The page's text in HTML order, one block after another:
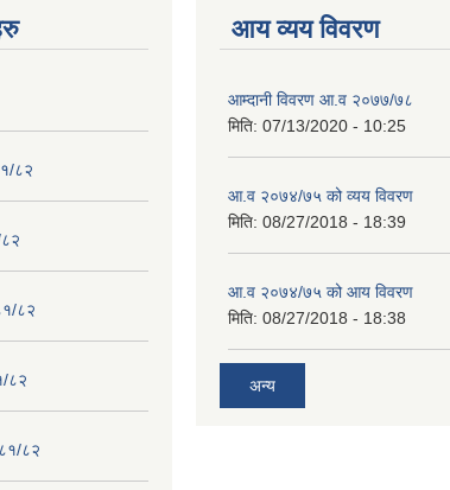
८२
८२
८२
८२
आय व्यय विवरण
आम्दानी विवरण आ.व २०७७/७८
मिति: 07/13/2020 - 10:25
आ.व २०७४/७५ को व्यय विवरण
मिति: 08/27/2018 - 18:39
आ.व २०७४/७५ को आय विवरण
मिति: 08/27/2018 - 18:38
अन्य